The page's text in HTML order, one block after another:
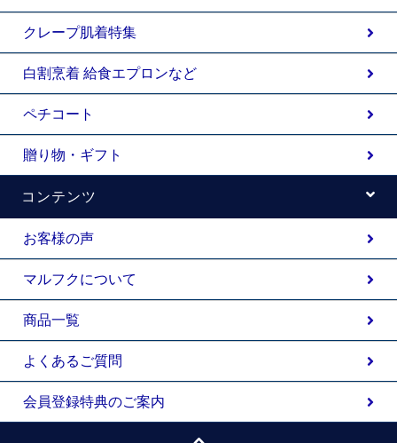
クレープ肌着特集
白割烹着 給食エプロンなど
ペチコート
贈り物・ギフト
コンテンツ
お客様の声
マルフクについて
商品一覧
よくあるご質問
会員登録特典のご案内